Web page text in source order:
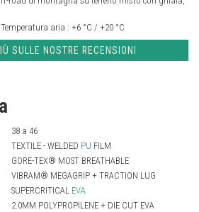
Temperatura aria : +6 °C / +20 °C
SULLE NOSTRE RECENSIONI
38 a 46
TEXTILE - WELDED PU FILM
GORE-TEX® MOST BREATHABLE
VIBRAM® MEGAGRIP + TRACTION LUG
SUPERCRITICAL EVA
2.0MM POLYPROPILENE + DIE CUT EVA